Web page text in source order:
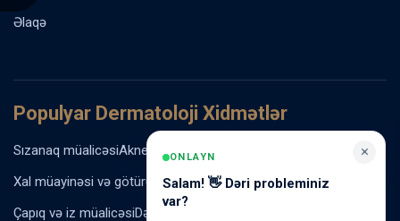
×
ONLAYN
Salam! 👋 Dəri probleminiz
var?
Əlaqə
Populyar Dermatoloji Xidmətlər
Sızanaq müalicəsiAkne vulgaris müalicəsi
Rozasea müalicəsi
Xal müayinəsi və götürülməsiZiyil və papilloma müalicəsi
Çapıq və iz müalicəsiDəri ləkələrinin müalicəsi